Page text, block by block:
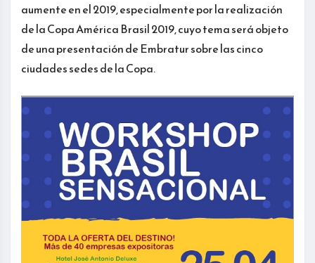
aumente en el 2019, especialmente por la realización
de la Copa América Brasil 2019, cuyo tema será objeto
de una presentación de Embratur sobre las cinco
ciudades sedes de la Copa.